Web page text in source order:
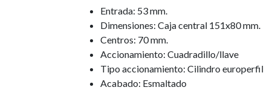
Entrada: 53 mm.
Dimensiones: Caja central 151x80 mm.
Centros: 70 mm.
Accionamiento: Cuadradillo/llave
Tipo accionamiento: Cilindro europerfil
Acabado: Esmaltado